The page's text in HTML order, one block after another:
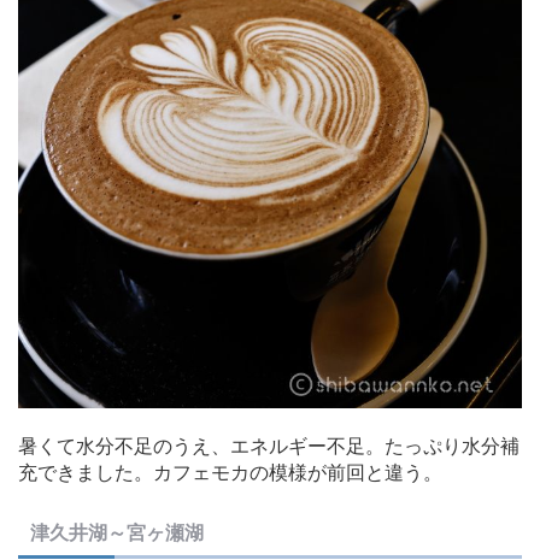
暑くて水分不足のうえ、エネルギー不足。たっぷり水分補
充できました。カフェモカの模様が前回と違う。
津久井湖～宮ヶ瀬湖